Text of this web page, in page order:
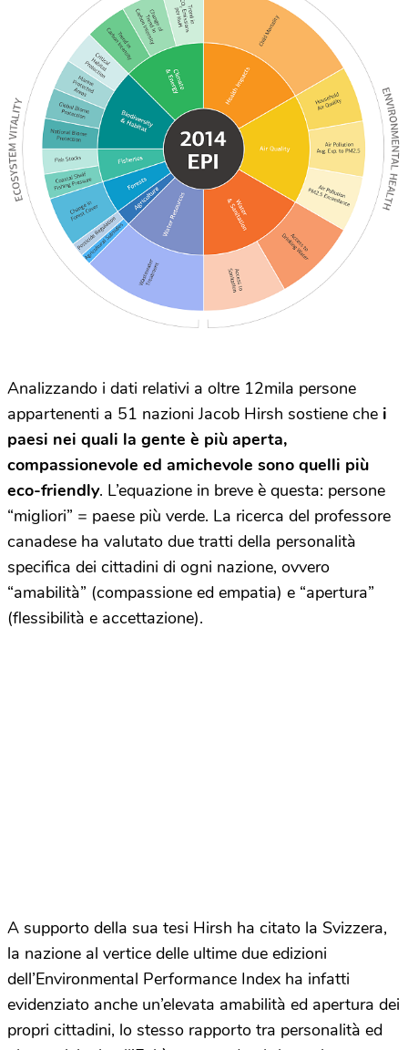
Analizzando i dati relativi a oltre 12mila persone
appartenenti a 51 nazioni Jacob Hirsh sostiene che i
paesi nei quali la gente è più aperta,
compassionevole ed amichevole sono quelli più
eco-friendly. L’equazione in breve è questa: persone
“migliori” = paese più verde. La ricerca del professore
canadese ha valutato due tratti della personalità
specifica dei cittadini di ogni nazione, ovvero
“amabilità” (compassione ed empatia) e “apertura”
(flessibilità e accettazione).
A supporto della sua tesi Hirsh ha citato la Svizzera,
la nazione al vertice delle ultime due edizioni
dell’Environmental Performance Index ha infatti
evidenziato anche un’elevata amabilità ed apertura dei
propri cittadini, lo stesso rapporto tra personalità ed